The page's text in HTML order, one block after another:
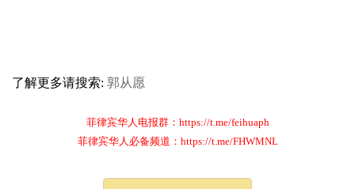
了解更多请搜索: 郭从愿
菲律宾华人电报群：https://t.me/feihuaph
菲律宾华人必备频道：https://t.me/FHWMNL